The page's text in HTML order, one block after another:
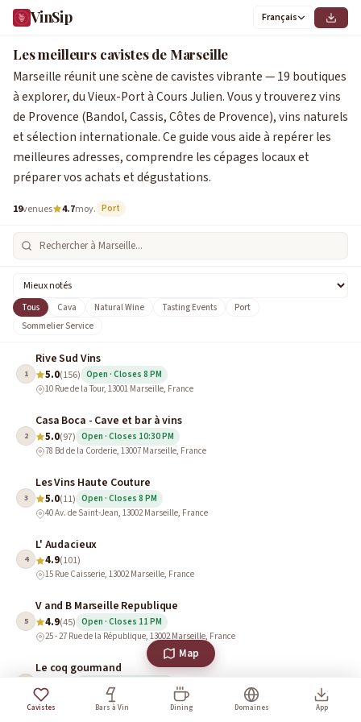
VinSip Français
Les meilleurs cavistes de Marseille
Marseille réunit une scène de cavistes vibrante — 19 boutiques
à explorer, du Vieux-Port à Cours Julien. Vous y trouverez vins
de Provence (Bandol, Cassis, Côtes de Provence), vins naturels
et sélection internationale. Ce guide vous aide à repérer les
meilleures adresses, comprendre les cépages locaux et
préparer vos achats et dégustations.
19venues 4.7moy. Port
Tous Cava Natural Wine Tasting Events
Port
Sommelier Service
1
Rive Sud Vins
5.0(156) Open · Closes 8 PM
10 Rue de la Tour, 13001 Marseille, France
2
Casa Boca - Cave et bar à vins
5.0(97) Open · Closes 10:30 PM
78 Bd de la Corderie, 13007 Marseille, France
3
Les Vins Haute Couture
5.0(11) Open · Closes 8 PM
40 Av. de Saint-Jean, 13002 Marseille, France
4
L' Audacieux
4.9(101)
15 Rue Caisserie, 13002 Marseille, France
5
V and B Marseille Republique
4.9(45) Open · Closes 11 PM
25 - 27 Rue de la République, 13002 Marseille, France
Le coq gourmand
Open · Closes 7:30 PM
39 Rue Fort Notre Dame, 13001 Marseille, France
Cavistes Bars à Vin Dining Domaines App
Map